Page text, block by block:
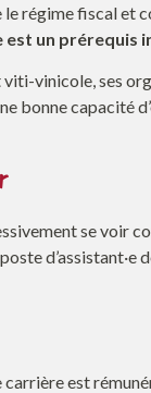
régime fiscal et
un prérequis
vinicole, ses
bonne capacité
se voir
est